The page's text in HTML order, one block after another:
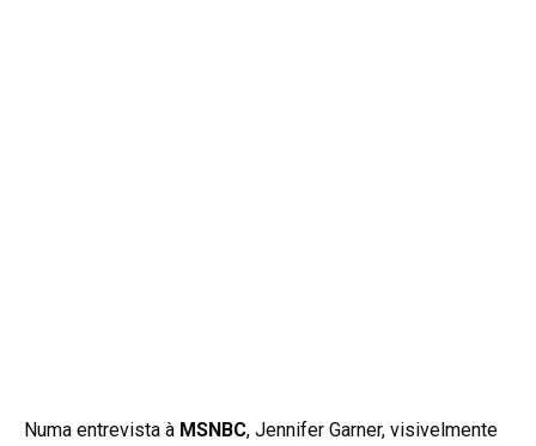
Numa entrevista à MSNBC, Jennifer Garner, visivelmente